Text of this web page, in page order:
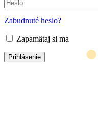
Zabudnuté heslo?
Zapamätaj si ma